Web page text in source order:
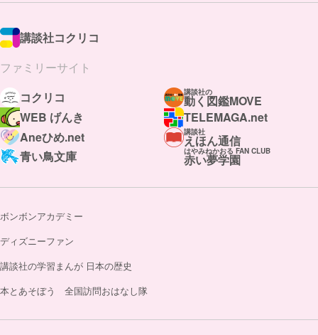
講談社コクリコ
ファミリーサイト
コクリコ
講談社の
動く図鑑MOVE
WEB げんき
TELEMAGA.net
Aneひめ.net
講談社
えほん通信
青い鳥文庫
はやみねかおる FAN CLUB
赤い夢学園
ボンボンアカデミー
ディズニーファン
講談社の学習まんが 日本の歴史
本とあそぼう 全国訪問おはなし隊